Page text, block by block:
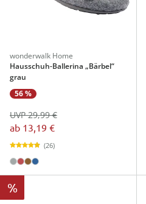
wonderwalk Home
Hausschuh-Ballerina „Bärbel“
grau
56 %
ab 13,19 €
UVP 29,99 €
(26)
%